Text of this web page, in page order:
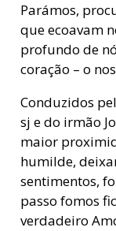
Parámos,
que ecoavam
profundo de
coração – o
Conduzidos
sj e do irmão
maior
humilde,
sentimentos,
passo fomos
verdadeiro